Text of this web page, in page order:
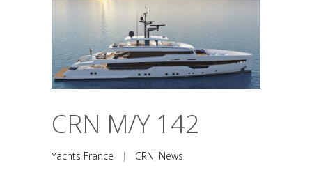
CRN M/Y 142
Yachts France | CRN, News